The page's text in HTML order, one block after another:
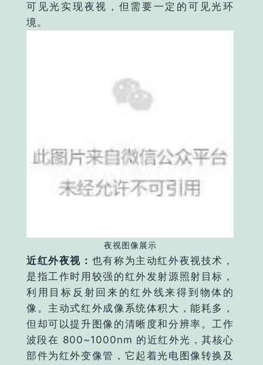
可见光实现夜视，但需要一定的可见光环
境。
夜视图像展示
近红外夜视： 也有称为主动红外夜视技术，
是指工作时用较强的红外发射源照射目标，
利用目标反射回来的红外线来得到物体的
像。主动式红外成像系统体积大，能耗多，
但却可以提升图像的清晰度和分辨率。工作
波段在 800~1000nm 的近红外光，其核心
部件为红外变像管，它起着光电图像转换及